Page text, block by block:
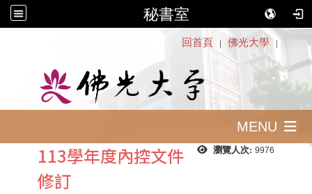
秘書室
回首頁 ｜ 佛光大學 ｜
MENU
瀏覽人次: 9976
113學年度內控文件
修訂